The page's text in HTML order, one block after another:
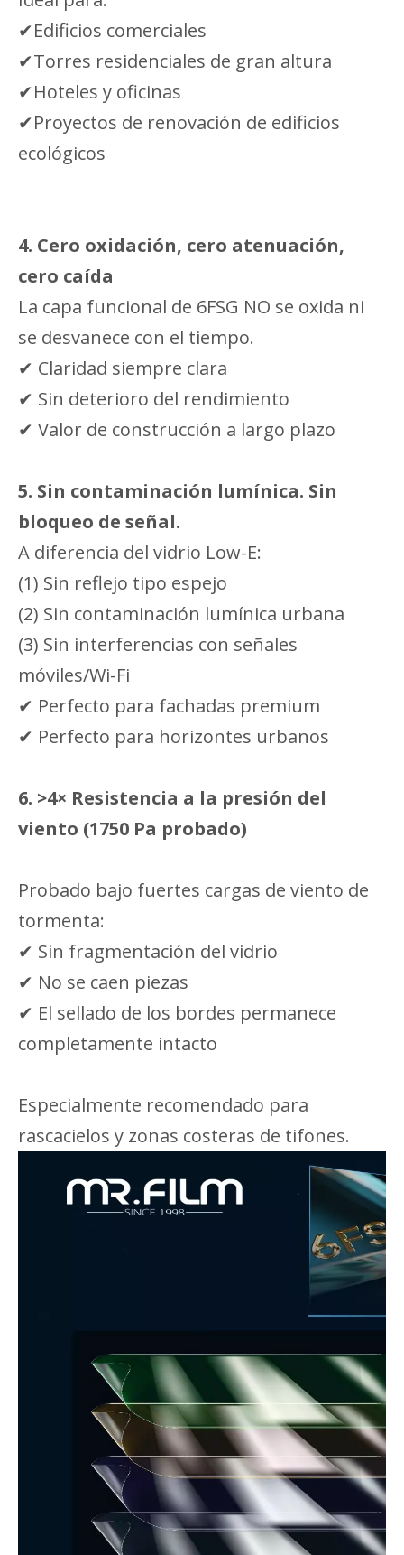
✔Edificios comerciales
✔Torres residenciales de gran altura
✔Hoteles y oficinas
✔Proyectos de renovación de edificios
ecológicos
4. Cero oxidación, cero atenuación,
cero caída
La capa funcional de 6FSG NO se oxida ni
se desvanece con el tiempo.
✔ Claridad siempre clara
✔ Sin deterioro del rendimiento
✔ Valor de construcción a largo plazo
5. Sin contaminación lumínica. Sin
bloqueo de señal.
A diferencia del vidrio Low-E:
(1) Sin reflejo tipo espejo
(2) Sin contaminación lumínica urbana
(3) Sin interferencias con señales
móviles/Wi-Fi
✔ Perfecto para fachadas premium
✔ Perfecto para horizontes urbanos
6. >4× Resistencia a la presión del
viento (1750 Pa probado)
Probado bajo fuertes cargas de viento de
tormenta:
✔ Sin fragmentación del vidrio
✔ No se caen piezas
✔ El sellado de los bordes permanece
completamente intacto
Especialmente recomendado para
rascacielos y zonas costeras de tifones.